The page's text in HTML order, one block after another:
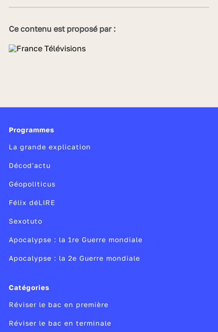
Ce contenu est proposé par :
Programmes
La grande explication
Décod'actu
Géopoliticus
Félix déLIRE
Sexotuto
Apocalypse : la 1re Guerre mondiale
Apocalypse : la 2e Guerre mondiale
Catégories
Réviser le bac en première
Réviser le bac en terminale